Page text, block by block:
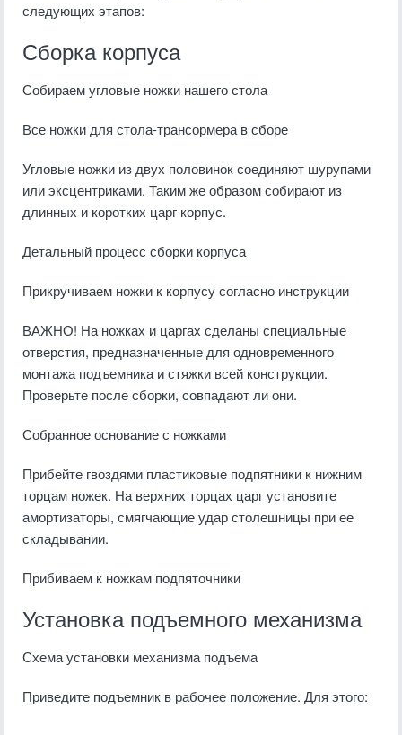
следующих этапов:
Сборка корпуса
Собираем угловые ножки нашего стола
Все ножки для стола-трансормера в сборе
Угловые ножки из двух половинок соединяют шурупами
или эксцентриками. Таким же образом собирают из
длинных и коротких царг корпус.
Детальный процесс сборки корпуса
Прикручиваем ножки к корпусу согласно инструкции
ВАЖНО! На ножках и царгах сделаны специальные
отверстия, предназначенные для одновременного
монтажа подъемника и стяжки всей конструкции.
Проверьте после сборки, совпадают ли они.
Собранное основание с ножками
Прибейте гвоздями пластиковые подпятники к нижним
торцам ножек. На верхних торцах царг установите
амортизаторы, смягчающие удар столешницы при ее
складывании.
Прибиваем к ножкам подпяточники
Установка подъемного механизма
Схема установки механизма подъема
Приведите подъемник в рабочее положение. Для этого: